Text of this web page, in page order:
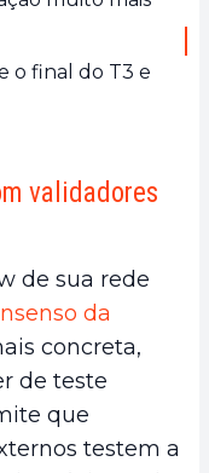
o final do T3 e
validadores
de sua rede
da
concreta,
de teste
que
testem a